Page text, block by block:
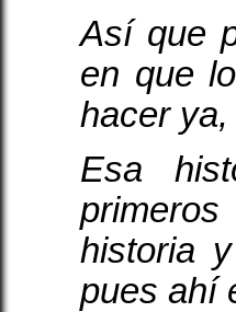
Así que
en que
hacer
Esa
historia
pues ahí